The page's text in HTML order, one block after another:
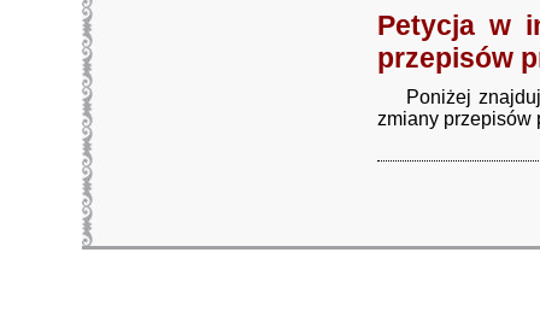
Petycja w
przepisów
Poniżej
zmiany